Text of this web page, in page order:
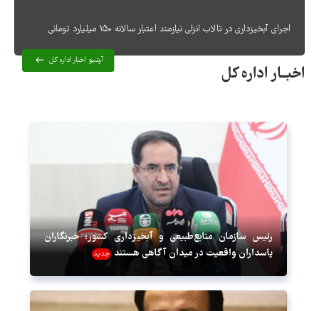
اجرای آبخیزداری در تالاب انزلی نیازمند اعتبار سالانه ۱۵۰ میلیارد تومانی
اخبــار اداره کل
رئیس سازمان منابع‌طبیعی و آبخیزداری کشور: خبرنگاران
پاسداران واقعیت در میدان آگاهی هستند جدید
آرشیو اخبار اداره کل